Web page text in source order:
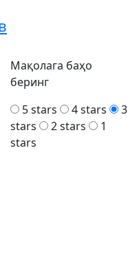
Мақолага баҳо
беринг
5 stars
4 stars
3
stars
2 stars
1
stars